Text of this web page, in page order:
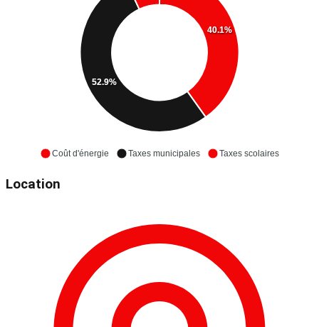
40.1%
52.9%
Coût d'énergie Taxes municipales Taxes scolaires
Location